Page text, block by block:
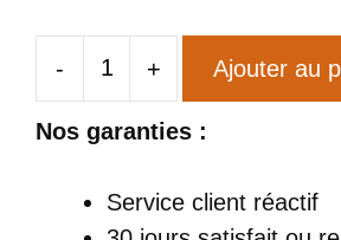
-
quantité
Mange-
+ Ajouter au
Nos garanties :
Service client réactif